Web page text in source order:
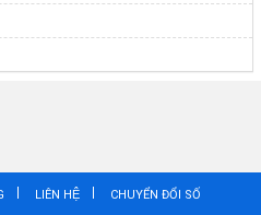
LIÊN HỆ CHUYỂN ĐỔI SỐ